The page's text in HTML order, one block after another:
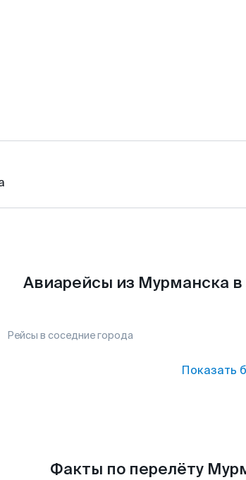
Авиарейсы из Мурманска
Рейсы в соседние города
Показать
Факты по перелёту